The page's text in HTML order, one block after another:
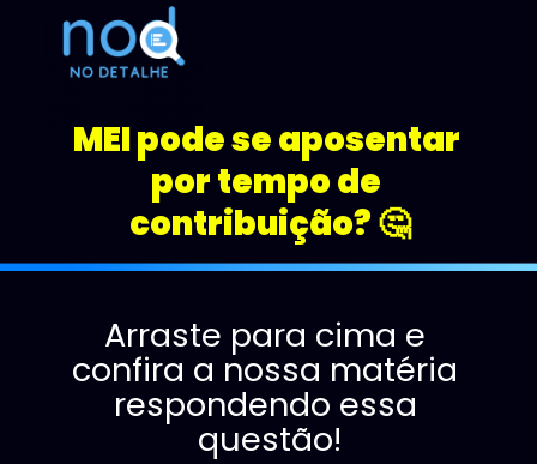
Arraste para cima e
confira a nossa matéria
respondendo essa
questão!
MEI pode se aposentar
por tempo de
contribuição? 🤔